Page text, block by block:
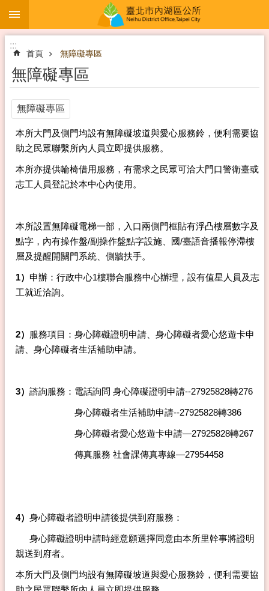
跳到主要內容區塊
:::
首頁 無障礙專區
無障礙專區
無障礙專區
本所大門及側門均設有無障礙坡道與愛心服務鈴，便利需要協
助之民眾聯繫所內人員立即提供服務。
本所亦提供輪椅借用服務，有需求之民眾可洽大門口警衛臺或
志工人員登記於本中心內使用。
本所設置無障礙電梯一部，入口兩側門框貼有浮凸樓層數字及
點字，內有操作盤/副操作盤點字設施、國/臺語音播報停滯樓
層及提醒開關門系統、側牆扶手。
1） 申辦：行政中心1樓聯合服務中心辦理，設有值星人員及志
工就近洽詢。
2）
服務項目：身心障礙證明申請、身心障礙者愛心悠遊卡申
請、身心障礙者生活補助申請。
3） 諮詢服務：電話詢問 身心障礙證明申請--27925828轉276
身心障礙者生活補助申請--27925828轉386
身心障礙者愛心悠遊卡申請—27925828轉267
傳真服務 社會課傳真專線—27954458
4） 身心障礙者證明申請後提供到府服務：
身心障礙證明申請時經意願選擇同意由本所里幹事將證明
親送到府者。
本所大門及側門均設有無障礙坡道與愛心服務鈴，便利需要協